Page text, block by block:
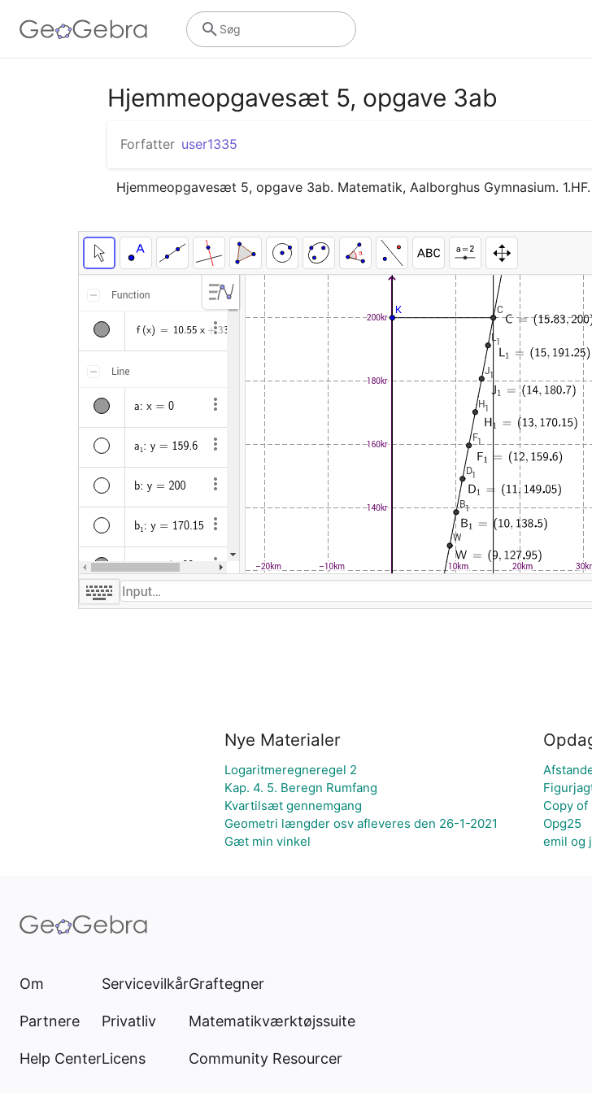
Søg
Hjemmeopgavesæt 5, opgave 3ab
Forfatter user1335
Hjemmeopgavesæt 5, opgave 3ab. Matematik, Aalborghus Gymnasium. 1.HF.
Nye Materialer
Logaritmeregneregel 2
Kap. 4. 5. Beregn Rumfang
Kvartilsæt gennemgang
Geometri længder osv afleveres den 26-1-2021
Gæt min vinkel
Copy
Opg25
emil og
Om
Partnere
Help Center
Servicevilkår
Privatliv
Licens
Graftegner
Matematikværktøjssuite
Community Resourcer